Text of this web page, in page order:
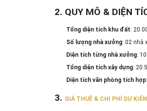
2. QUY MÔ & DIỆN
Tổng diện tích khu đất:
Số lượng nhà xưởng: 02 nhà
Diện tích từng nhà xưởng:
Tổng diện tích xây dựng:
Diện tích văn phòng tích hợp
3. GIÁ THUÊ & CHI PHÍ DỰ KIẾN